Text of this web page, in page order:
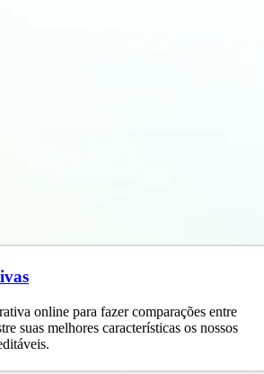
online para fazer comparações entre
suas melhores características os nossos